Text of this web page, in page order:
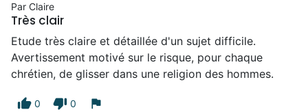
Par Claire
Très clair
Etude très claire et détaillée d'un sujet difficile.
Avertissement motivé sur le risque, pour chaque
chrétien, de glisser dans une religion des hommes.
thumb_up 0 thumb_down 0 flag